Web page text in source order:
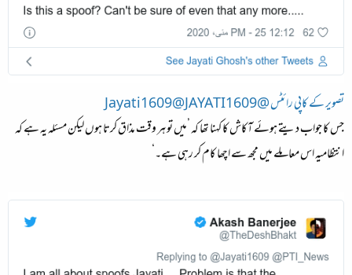
تصویر کے کاپی رائٹس @Jayati1609@JAYATI1609
جس کا جواب دیتے ہوئے آکاش کا کہنا تھا کہ ’میں تو ہر وقت مذاق کرتا ہوں لیکن مسئلہ یہ ہے کہ
انتظامیہ اس معاملے میں مجھ سے اچھا کام کر رہی ہے۔‘